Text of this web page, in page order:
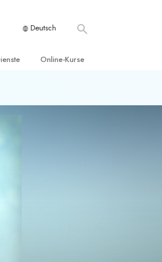
Deutsch
Online-Kurse
des Daseins